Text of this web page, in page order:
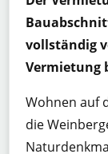
vollständig
Vermietung
Wohnen auf
die